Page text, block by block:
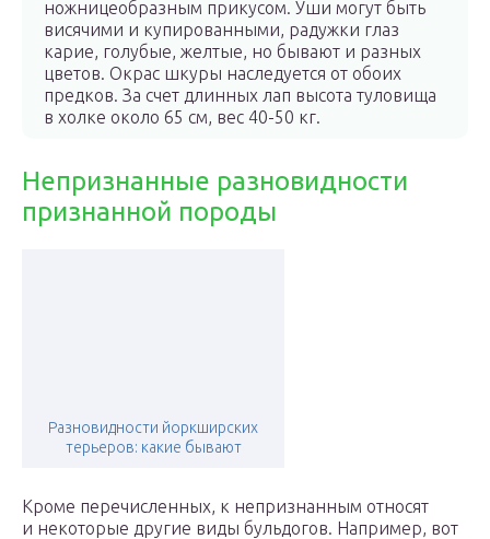
ножницеобразным прикусом. Уши могут быть
висячими и купированными, радужки глаз
карие, голубые, желтые, но бывают и разных
цветов. Окрас шкуры наследуется от обоих
предков. За счет длинных лап высота туловища
в холке около 65 см, вес 40-50 кг.
Непризнанные разновидности
признанной породы
Разновидности йоркширских
терьеров: какие бывают
Кроме перечисленных, к непризнанным относят
и некоторые другие виды бульдогов. Например, вот